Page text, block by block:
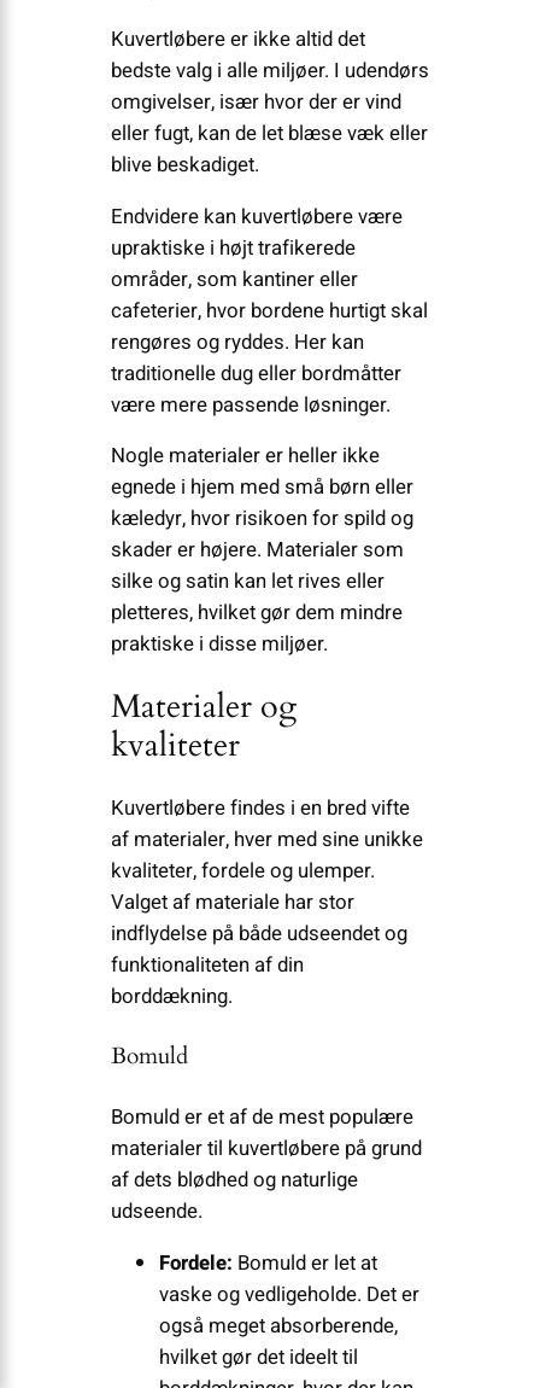
Kuvertløbere er ikke altid det
bedste valg i alle miljøer. I udendørs
omgivelser, især hvor der er vind
eller fugt, kan de let blæse væk eller
blive beskadiget.
Endvidere kan kuvertløbere være
upraktiske i højt trafikerede
områder, som kantiner eller
cafeterier, hvor bordene hurtigt skal
rengøres og ryddes. Her kan
traditionelle dug eller bordmåtter
være mere passende løsninger.
Nogle materialer er heller ikke
egnede i hjem med små børn eller
kæledyr, hvor risikoen for spild og
skader er højere. Materialer som
silke og satin kan let rives eller
pletteres, hvilket gør dem mindre
praktiske i disse miljøer.
Materialer og
kvaliteter
Kuvertløbere findes i en bred vifte
af materialer, hver med sine unikke
kvaliteter, fordele og ulemper.
Valget af materiale har stor
indflydelse på både udseendet og
funktionaliteten af din
borddækning.
Bomuld
Bomuld er et af de mest populære
materialer til kuvertløbere på grund
af dets blødhed og naturlige
udseende.
Fordele: Bomuld er let at
vaske og vedligeholde. Det er
også meget absorberende,
hvilket gør det ideelt til